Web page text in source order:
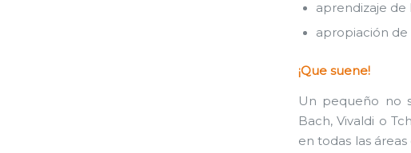
aprendizaje de
apropiación de
¡Que suene!
Un pequeño no
Bach, Vivaldi o
en todas las